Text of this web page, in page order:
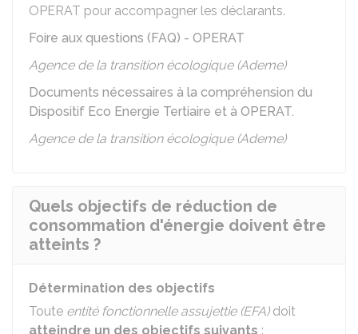
OPERAT pour accompagner les déclarants.
Foire aux questions (FAQ) - OPERAT
Agence de la transition écologique (Ademe)
Documents nécessaires à la compréhension du
Dispositif Eco Energie Tertiaire et à OPERAT.
Agence de la transition écologique (Ademe)
Quels objectifs de réduction de
consommation d'énergie doivent être
atteints ?
Détermination des objectifs
Toute entité fonctionnelle assujettie (EFA)doit
atteindre un des objectifs suivants :